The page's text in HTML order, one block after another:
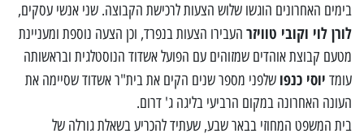
בימים האחרונים הוגשו שלוש הצעות לרכישת הקבוצה. שני אנשי עסקים,
לורן לוי וקובי טוויזר העבירו הצעות בנפרד, וכן הצעה נוספת ומעניינת
מטעם קבוצת אוהדים שמזוהים עם הפועל אשדוד הנוסטלגית ובראשותה
עומד יוסי כנפו שלפני מספר שנים הקים את בית"ר אשדוד שסיימה את
העונה האחרונה במקום הרביעי בליגה ג' דרום.
בית המשפט המחוזי בבאר שבע, שעתיד להכריע בשאלת גורלה של